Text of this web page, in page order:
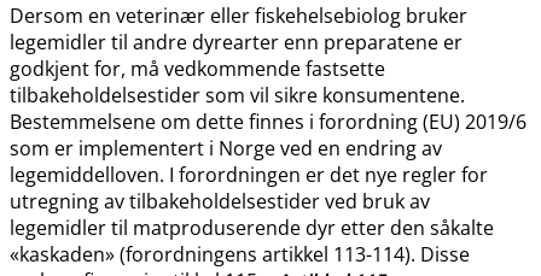
Dersom en veterinær eller fiskehelsebiolog bruker
legemidler til andre dyrearter enn preparatene er
godkjent for, må vedkommende fastsette
tilbakeholdelsestider som vil sikre konsumentene.
Bestemmelsene om dette finnes i forordning (EU) 2019/6
som er implementert i Norge ved en endring av
legemiddelloven. I forordningen er det nye regler for
utregning av tilbakeholdelsestider ved bruk av
legemidler til matproduserende dyr etter den såkalte
«kaskaden» (forordningens artikkel 113-114). Disse